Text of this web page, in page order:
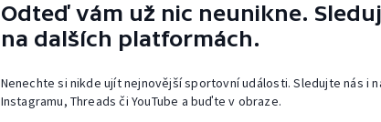
Odteď vám už nic neunikne.
na dalších platformách.
Nenechte si nikde ujít nejnovější sportovní události. Sledujte nás i
Instagramu, Threads či YouTube a buďte v obraze.